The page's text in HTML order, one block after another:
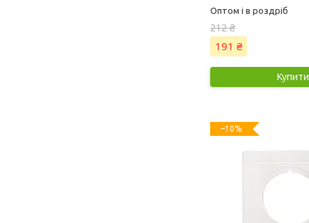
Оптом і в роздріб
212 ₴
191 ₴
Купити
–10%